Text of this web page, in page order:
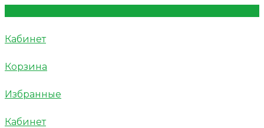
Кабинет
Корзина
Избранные
Кабинет